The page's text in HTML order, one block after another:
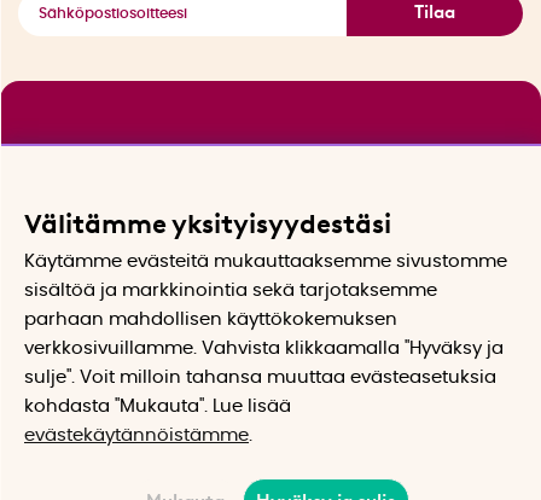
Tilaa
Välitämme yksityisyydestäsi
Käytämme evästeitä mukauttaaksemme sivustomme
sisältöä ja markkinointia sekä tarjotaksemme
parhaan mahdollisen käyttökokemuksen
verkkosivuillamme. Vahvista klikkaamalla "Hyväksy ja
sulje". Voit milloin tahansa muuttaa evästeasetuksia
kohdasta "Mukauta". Lue lisää
evästekäytännöistämme